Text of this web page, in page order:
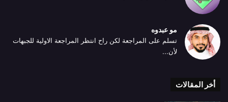
مو عبدوه
تسلم على المراجعة لكن راح انتظر المراجعة الاولية للجبهات
لأن...
أخر المقالات